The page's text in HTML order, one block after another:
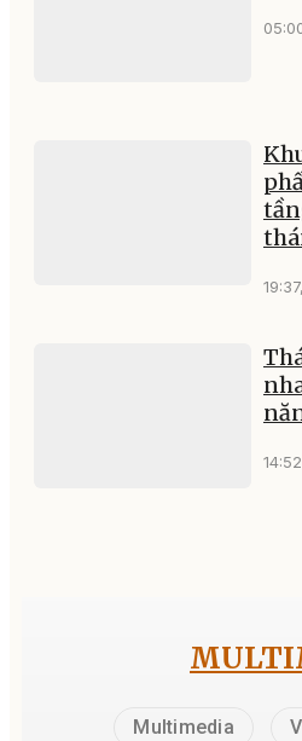
Multimedia